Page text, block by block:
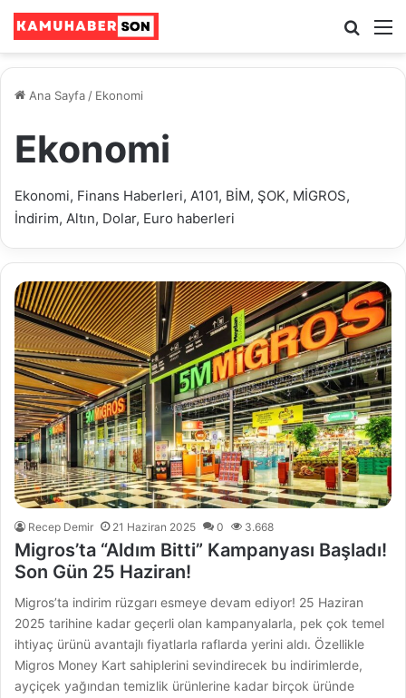
Ara
Ana Sayfa / Ekonomi
Ekonomi
Ekonomi, Finans Haberleri, A101, BİM, ŞOK, MİGROS,
İndirim, Altın, Dolar, Euro haberleri
Recep Demir 21 Haziran 2025 0 3.668
Migros’ta “Aldım Bitti” Kampanyası Başladı!
Son Gün 25 Haziran!
Migros’ta indirim rüzgarı esmeye devam ediyor! 25 Haziran
2025 tarihine kadar geçerli olan kampanyalarla, pek çok temel
ihtiyaç ürünü avantajlı fiyatlarla raflarda yerini aldı. Özellikle
Migros Money Kart sahiplerini sevindirecek bu indirimlerde,
ayçiçek yağından temizlik ürünlerine kadar birçok üründe